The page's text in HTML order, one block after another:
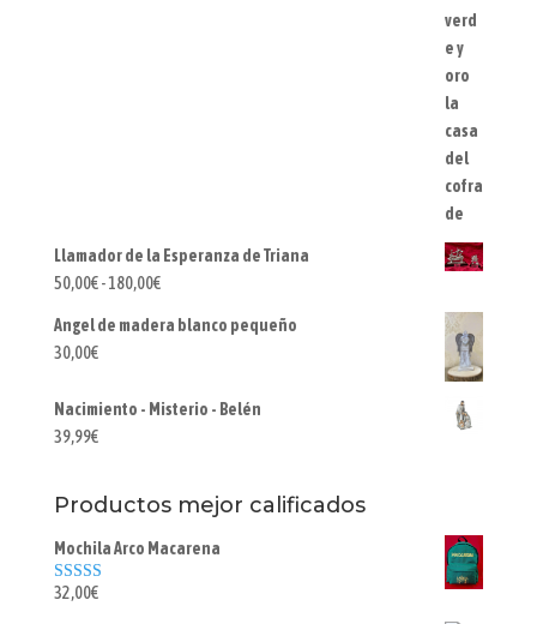
Llamador de la Esperanza de Triana
50,00€ -180,00€Rango
precios:
hasta
Angel de madera blanco pequeño
30,00€
Nacimiento - Misterio - Belén
39,99€
Productos mejor calificados
Mochila Arco Macarena
Valorado con
32,00€